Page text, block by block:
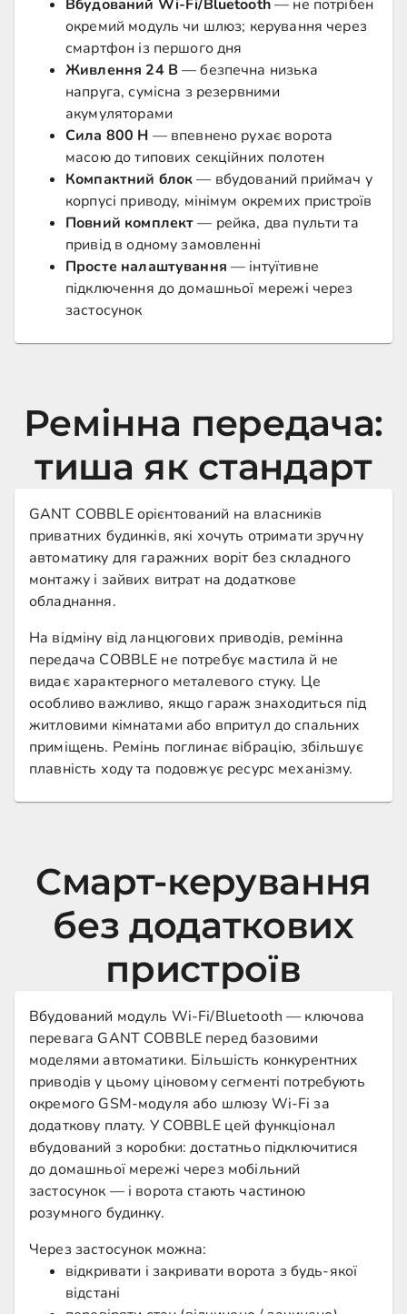
Вбудований Wi-Fi/Bluetooth— не потрібен
окремий модуль чи шлюз; керування через
смартфон із першого дня
Живлення 24 В— безпечна низька
напруга, сумісна з резервними
акумуляторами
Сила 800 Н — впевнено рухає ворота
масою до типових секційних полотен
Компактний блок— вбудований приймач у
корпусі приводу, мінімум окремих пристроїв
Повний комплект— рейка, два пульти та
привід в одному замовленні
Просте налаштування — інтуїтивне
підключення до домашньої мережі через
застосунок
Ремінна передача:
тиша як стандарт
GANT COBBLE орієнтований на власників
приватних будинків, які хочуть отримати зручну
автоматику для гаражних воріт без складного
монтажу і зайвих витрат на додаткове
обладнання.
На відміну від ланцюгових приводів, ремінна
передача COBBLE не потребує мастила й не
видає характерного металевого стуку. Це
особливо важливо, якщо гараж знаходиться під
житловими кімнатами або впритул до спальних
приміщень. Ремінь поглинає вібрацію, збільшує
плавність ходу та подовжує ресурс механізму.
Смарт-керування
без додаткових
пристроїв
Вбудований модуль Wi-Fi/Bluetooth — ключова
перевага GANT COBBLE перед базовими
моделями автоматики. Більшість конкурентних
приводів у цьому ціновому сегменті потребують
окремого GSM-модуля або шлюзу Wi-Fi за
додаткову плату. У COBBLE цей функціонал
вбудований з коробки: достатньо підключитися
до домашньої мережі через мобільний
застосунок — і ворота стають частиною
розумного будинку.
Через застосунок можна:
відкривати і закривати ворота з будь-якої
відстані